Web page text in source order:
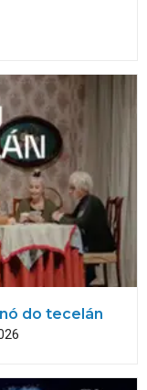
do tecelán